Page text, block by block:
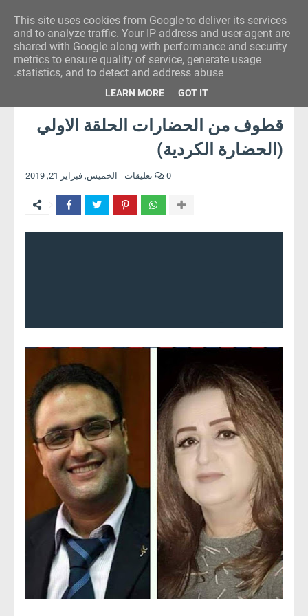
وكالة الحدث للآراء
قطوف من الحضارات الحلقة الاولي
(الحضارة الكردية)
الخميس, فبراير 21, 2019 0 تعليقات
This site uses cookies from Google to deliver its services
and to analyze traffic. Your IP address and user-agent are
shared with Google along with performance and security
metrics to ensure quality of service, generate usage
statistics, and to detect and address abuse.
LEARN MORE GOT IT